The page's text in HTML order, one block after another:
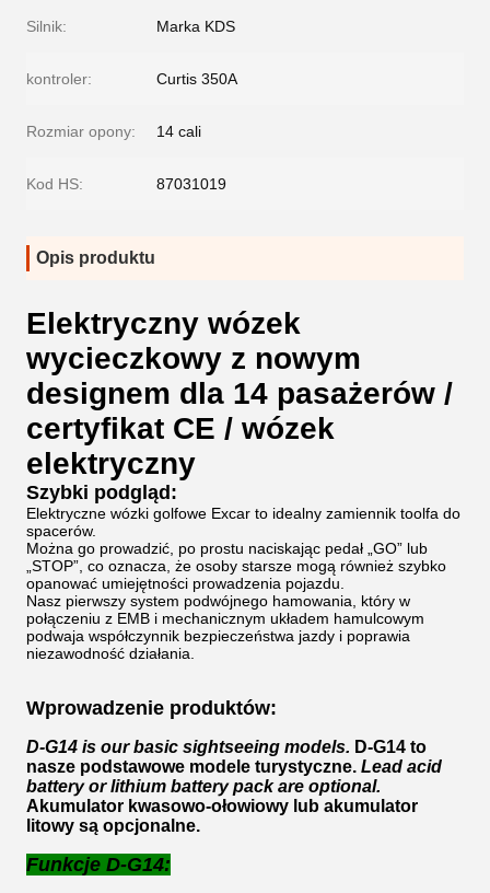
Silnik: Marka KDS
kontroler: Curtis 350A
Rozmiar opony: 14 cali
Kod HS: 87031019
Opis produktu
Elektryczny wózek
wycieczkowy z nowym
designem dla 14 pasażerów /
certyfikat CE / wózek
elektryczny
Szybki podgląd:
Elektryczne wózki golfowe Excar to idealny zamiennik toolfa do
spacerów.
Można go prowadzić, po prostu naciskając pedał „GO” lub
„STOP”, co oznacza, że ​​osoby starsze mogą również szybko
opanować umiejętności prowadzenia pojazdu.
Nasz pierwszy system podwójnego hamowania, który w
połączeniu z EMB i mechanicznym układem hamulcowym
podwaja współczynnik bezpieczeństwa jazdy i poprawia
niezawodność działania.
Wprowadzenie produktów:
D-G14 is our basic sightseeing models. D-G14 to
nasze podstawowe modele turystyczne. Lead acid
battery or lithium battery pack are optional.
Akumulator kwasowo-ołowiowy lub akumulator
litowy są opcjonalne.
Funkcje D-G14: